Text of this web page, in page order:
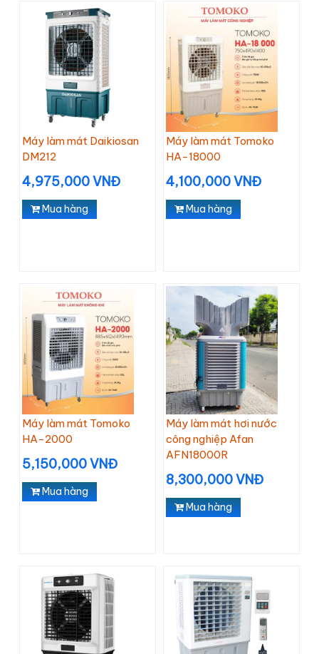
Máy làm mát Daikiosan
DM212
4,975,000 VNĐ
Mua hàng
Máy làm mát Tomoko
HA-18000
4,100,000 VNĐ
Mua hàng
Máy làm mát Tomoko
HA-2000
5,150,000 VNĐ
Mua hàng
Máy làm mát hơi nước
công nghiệp Afan
AFN18000R
8,300,000 VNĐ
Mua hàng